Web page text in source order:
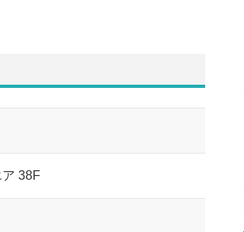
38F